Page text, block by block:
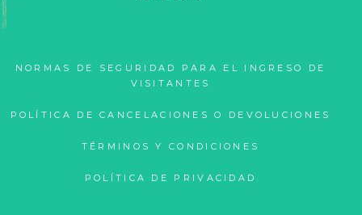
NORMAS DE SEGURIDAD PARA EL INGRESO DE
VISITANTES
POLÍTICA DE CANCELACIONES O DEVOLUCIONES
TÉRMINOS Y CONDICIONES
POLÍTICA DE PRIVACIDAD